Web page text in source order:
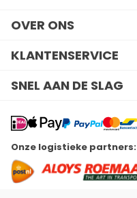
OVER ONS
Ons team
Advies
Disclaimer
LinkedinFacebookYoutubeInstagram
KLANTENSERVICE
Zakelijk bestellen
Verzenden en retourneren
Betalen
SNEL AAN DE SLAG
Resitrix dakbedekking
Hertalan dakbedekking
Bitumen dakbedekking
Kunststof dakbedekking
Plat dak Isolatie
Gereedschap
Onze logistieke partners: